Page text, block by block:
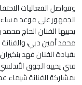
الجمهور على موعد
يحييها الفنان الحاج
محمد أمين دبي،
بقيادة الفنان فهد
فني يحييه الجوق
بمشاركة الفنانة